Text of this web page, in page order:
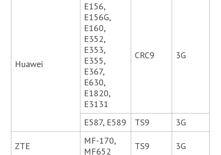
Huawei
E156,
E156G,
E160,
E352,
E353,
E355,
E367,
E630,
E1820,
E3131
CRC9 3G
E587, E589 TS9 3G
ZTE
MF-170,
MF652
TS9 3G